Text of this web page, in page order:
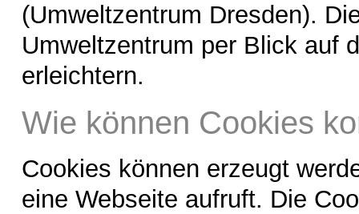
(Umweltzentrum Dresden).
Umweltzentrum per Blick auf
erleichtern.
Wie können Cookies
Cookies können erzeugt
eine Webseite aufruft. Die